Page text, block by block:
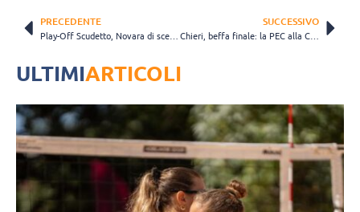
PRECEDENTE SUCCESSIVO
Chieri, beffa finale: la PEC alla Corte d’Appello arriva in ritardo. Fine della storia
ULTIMIARTICOLI